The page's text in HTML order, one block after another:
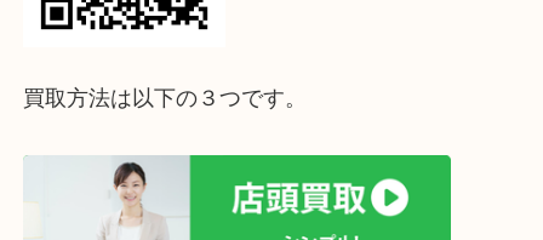
ご来店、お問合せはお気軽に！21時まで毎日営業
ホームページ特典は下記バナーよりご確認ください